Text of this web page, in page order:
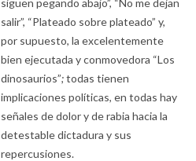
siguen pegando abajo”, “No me dejan
salir”, “Plateado sobre plateado” y,
por supuesto, la excelentemente
bien ejecutada y conmovedora “Los
dinosaurios”;todas tienen
implicaciones políticas, en todas hay
señales de dolor y de rabia hacia la
detestable dictadura y sus
repercusiones.